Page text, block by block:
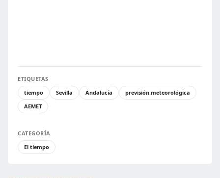
ETIQUETAS
tiempo
Sevilla Andalucía
previsión meteorológica
AEMET
CATEGORÍA
El tiempo